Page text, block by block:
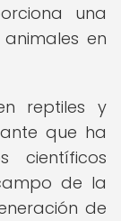
una
en
reptiles y
que ha
científicos
de la
de